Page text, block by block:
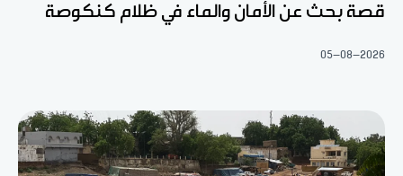
قصة بحث عن الأمان والماء في ظلام كنكوصة
05-08-2026